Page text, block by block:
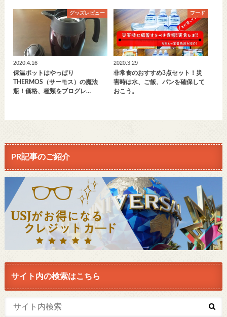
グッズレビュー
2020.4.16
保温ポットはやっぱり
THERMOS（サーモス）の魔法
瓶！価格、種類をブログレ…
フード
2020.3.29
非常食のおすすめ3点セット！災
害時は水、ご飯、パンを確保して
おこう。
PR記事のご紹介
サイト内の検索はこちら